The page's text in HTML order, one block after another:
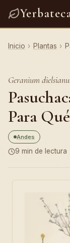
Inicio › Plantas ›
Geranium
Para
Andes
9 min de lectura